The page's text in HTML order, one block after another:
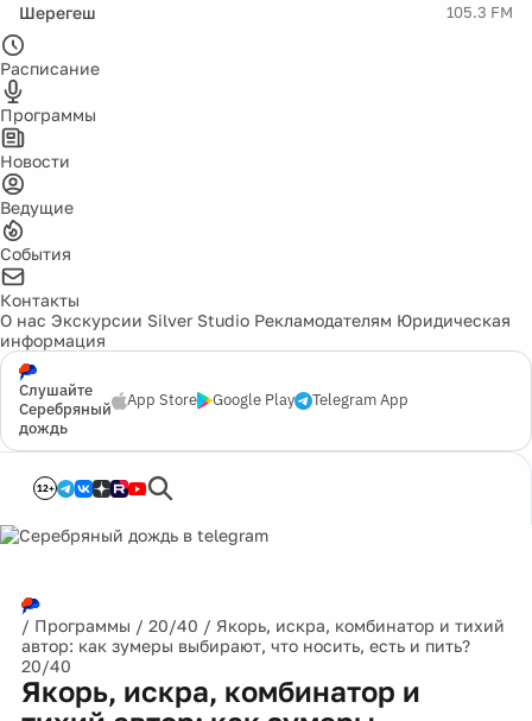
Шерегеш 105.3 FM
Расписание
Программы
Новости
Ведущие
События
Контакты
О нас Экскурсии Silver Studio Рекламодателям Юридическая
информация
Слушайте
Серебряный
дождь
App Store Google Play Telegram App
12+
/ Программы / 20/40 / Якорь, искра, комбинатор и тихий
автор: как зумеры выбирают, что носить, есть и пить?
20/40
Якорь, искра, комбинатор и